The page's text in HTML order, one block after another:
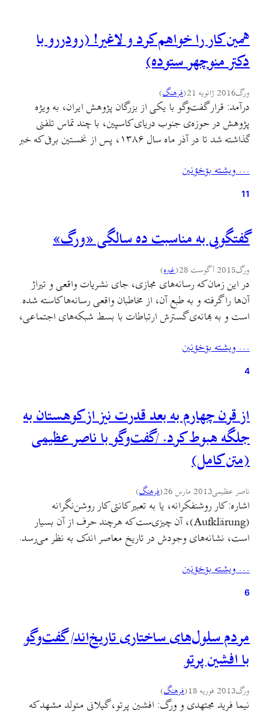
همین کار را خواهم کرد و لاغیر! (رودررو با
دکتر منوچهر ستوده)
ورگ2016 ژانویه 21 (فرهنگ)
درآمد: قرار گفت‌وگو با یکی از بزرگان پژوهش ایران، به ویژه
پژوهش در حوزه‌ی جنوب دریای کاسپین، با چند تماس تلفنی
گذاشته شد تا در آذر ماه سال ۱۳۸۶، پس از نخستین برفی که خبر
ویلایی زیبای نویسنده‌ی «از آستارا تا استارباد»، در مقابل…
… ويشته بۊخؤنين
11
گفتگویی به مناسبت ده سالگی «ورگ»
ورگ2015 آگوست 28 (غىره)
در این زمان که رسانه‌های مجازی، جای نشریات واقعی و تیراژ
آن‌ها را گرفته و به طبع آن، از مخاطبان واقعی رسانه‌ها کاسته شده
است و به بهانه‌ی گسترش ارتباطات با بسط شبکه‌های اجتماعی،
بهانه‌ی بهینه نبودن انتشار مکتوب، به رسانه‌های همگانی تحمیل
کرده‌اند؛ وبلاگ‌ها…
… ويشته بۊخؤنين
4
از قرن چهارم به بعد قدرت نیز از کوهستان به
جلگه هبوط کرد. /گفت‌وگو با ناصر عظیمی
(متن کامل)
ناصر عظیمی2013 مارس 26 (فرهنگ)
اشاره: کار روشنفکرانه، یا به تعبیر کانتی کار روشن‌نگرانه
(Aufklärung)، آن چیزی‌ست که هرچند حرف از آن بسیار
است، نشانه‌های وجودش در تاریخ معاصر اندک به نظر می‌رسد.
تحولات اقتصادی-اجتماعی گیلان و جغرافیای سیاسی جنبش و
انقلاب جنگل) در کنار مقاله‌های مختلف این دانش‌آموخته‌ی…
… ويشته بۊخؤنين
6
مردم سلول‌های ساختاری تاریخ‌اند/ گفت‌وگو
با افشین پرتو
ورگ2013 فوریه 18 (فرهنگ)
نیما فرید مجتهدی و ورگ: افشین پرتو، گیلانی متولد مشهد که